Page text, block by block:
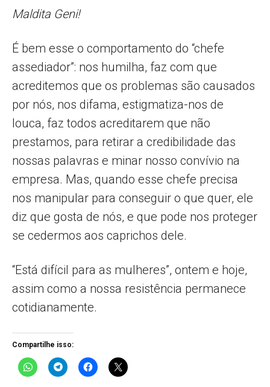
Maldita Geni!
É bem esse o comportamento do “chefe
assediador”: nos humilha, faz com que
acreditemos que os problemas são causados
por nós, nos difama, estigmatiza-nos de
louca, faz todos acreditarem que não
prestamos, para retirar a credibilidade das
nossas palavras e minar nosso convívio na
empresa. Mas, quando esse chefe precisa
nos manipular para conseguir o que quer, ele
diz que gosta de nós, e que pode nos proteger
se cedermos aos caprichos dele.
“Está difícil para as mulheres”, ontem e hoje,
assim como a nossa resistência permanece
cotidianamente.
Compartilhe isso: